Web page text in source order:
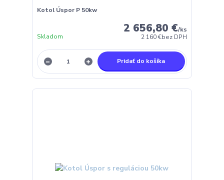
Kotol Úspor P 50kw
2 656,80 €/ks
2 160 €bez DPH
Skladom
Pridať do košíka